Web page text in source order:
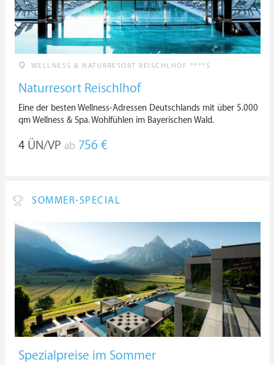
WELLNESS & NATURRESORT REISCHLHOF ****S
Naturresort Reischlhof
Eine der besten Wellness-Adressen Deutschlands mit über 5.000
qm Wellness & Spa. Wohlfühlen im Bayerischen Wald.
4 ÜN/VP ab 756 €
SOMMER-SPECIAL
Spezialpreise im Sommer